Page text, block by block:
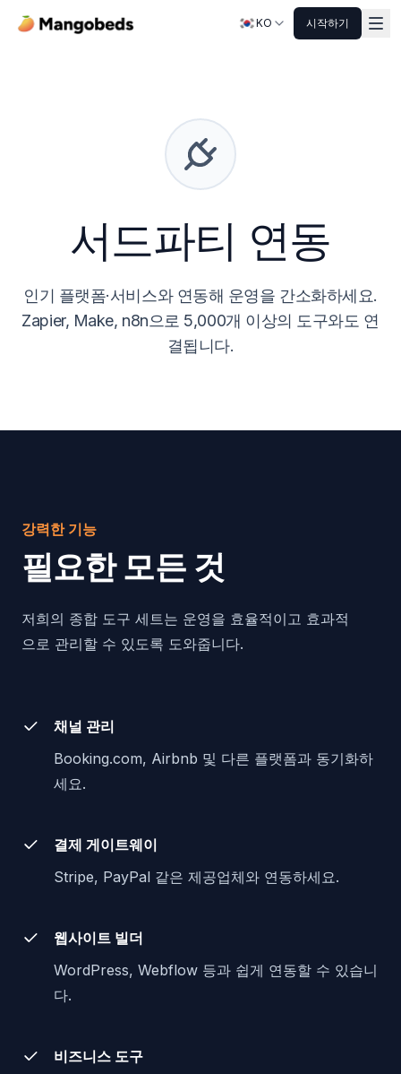
KO 시작하기
서드파티 연동
인기 플랫폼·서비스와 연동해 운영을 간소화하세요.
Zapier, Make, n8n으로 5,000개 이상의 도구와도 연
결됩니다.
강력한 기능
필요한 모든 것
저희의 종합 도구 세트는 운영을 효율적이고 효과적
으로 관리할 수 있도록 도와줍니다.
채널 관리
Booking.com, Airbnb 및 다른 플랫폼과 동기화하
세요.
결제 게이트웨이
Stripe, PayPal 같은 제공업체와 연동하세요.
웹사이트 빌더
WordPress, Webflow 등과 쉽게 연동할 수 있습니
다.
비즈니스 도구